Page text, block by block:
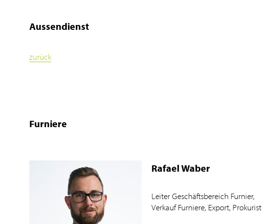
Aussendienst
zurück
Furniere
Rafael Waber
Leiter Geschäftsbereich Furnier,
Verkauf Furniere, Export, Prokurist